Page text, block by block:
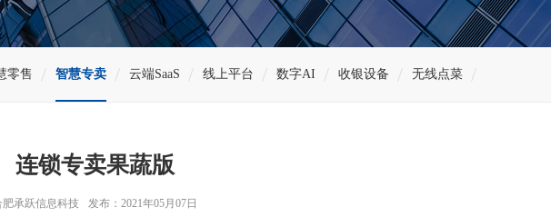
零售 智慧专卖 云端SaaS 线上平台 数字AI 收银设备 无线点菜
连锁专卖果蔬版
肥承跃信息科技 发布：2021年05月07日